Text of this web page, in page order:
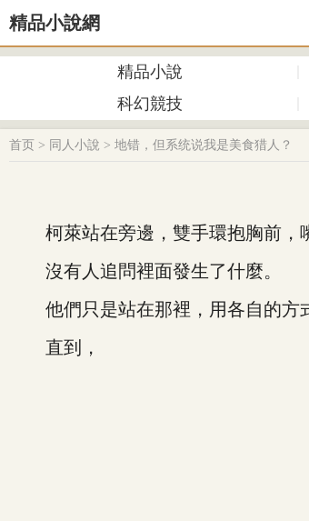
精品小說網
精品小說
科幻競技
首页 > 同人小說 > 地错，但系统说我是美食猎人？
柯萊站在旁邊，雙手環抱胸前，
沒有人追問裡面發生了什麼。
他們只是站在那裡，用各自的方
直到，